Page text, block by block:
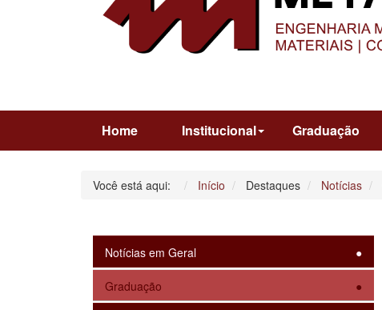
Home Institucional Graduação
Você está aqui: Início Destaques Notícias
Notícias em Geral
Graduação